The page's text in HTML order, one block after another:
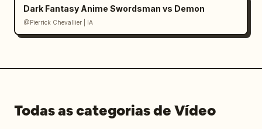
Dark Fantasy Anime Swordsman vs Demon
@Pierrick Chevallier | IA
Todas as categorias de Vídeo